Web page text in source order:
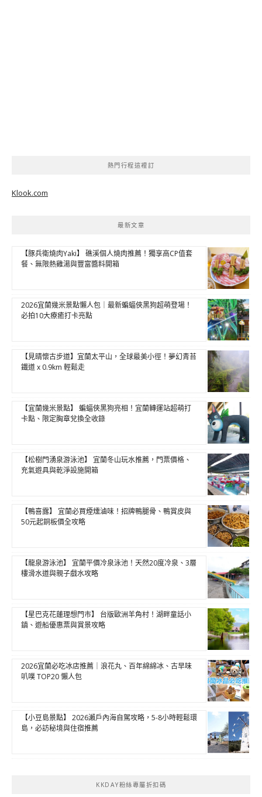
熱門行程這裡訂
Klook.com
最新文章
【豚兵衛燒肉Yaki】 礁溪個人燒肉推薦！獨享高CP值套
餐、無限熱雞湯與豐富醬料開箱
2026宜蘭幾米景點懶人包｜最新蝙蝠俠黑狗超萌登場！
必拍10大療癒打卡亮點
【見晴懷古步道】宜蘭太平山，全球最美小徑！夢幻青苔
鐵道 x 0.9km 輕鬆走
【宜蘭幾米景點】 蝙蝠俠黑狗亮相！宜蘭轉運站超萌打
卡點、限定胸章兌換全收錄
【松樹門湧泉游泳池】 宜蘭冬山玩水推薦，門票價格、
充氣遊具與乾淨設施開箱
【鴨喜露】 宜蘭必買煙燻滷味！招牌鴨腿骨、鴨賞皮與
50元起銅板價全攻略
【龍泉游泳池】 宜蘭平價冷泉泳池！天然20度冷泉、3層
樓滑水道與親子戲水攻略
【星巴克花蓮理想門市】 台版歐洲羊角村！湖畔童話小
鎮、遊船優惠票與賞景攻略
2026宜蘭必吃冰店推薦｜浪花丸、百年綿綿冰、古早味
叭噗 TOP20 懶人包
【小豆島景點】 2026瀨戶內海自駕攻略，5-8小時輕鬆環
島，必訪秘境與住宿推薦
KKDAY粉絲專屬折扣碼